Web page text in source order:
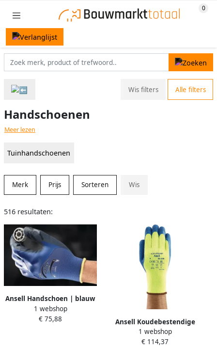
Wis filters Alle filters
Handschoenen
Meer lezen
Tuinhandschoenen
Merk Prijs Sorteren Wis
516 resultaten:
Ansell Handschoen | blauw
| EN 388 PSA-categorie II |
Spandex nylonweefsel
1 webshop
€ 75,88
Ansell Koudebestendige
handschoen | geel blauw |
EN 388 EN 511 EN 407 |
1 webshop
€ 114,37